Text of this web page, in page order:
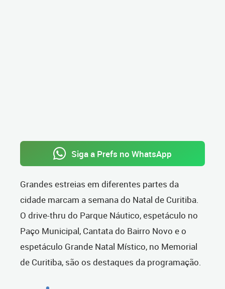
Siga a Prefs no WhatsApp
Grandes estreias em diferentes partes da
cidade marcam a semana do Natal de Curitiba.
O drive-thru do Parque Náutico, espetáculo no
Paço Municipal, Cantata do Bairro Novo e o
espetáculo Grande Natal Místico, no Memorial
de Curitiba, são os destaques da programação.